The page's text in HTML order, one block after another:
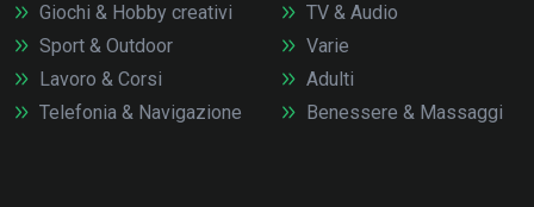
Giochi & Hobby creativi
Sport & Outdoor
Lavoro & Corsi
Telefonia & Navigazione
TV & Audio
Varie
Adulti
Benessere & Massaggi